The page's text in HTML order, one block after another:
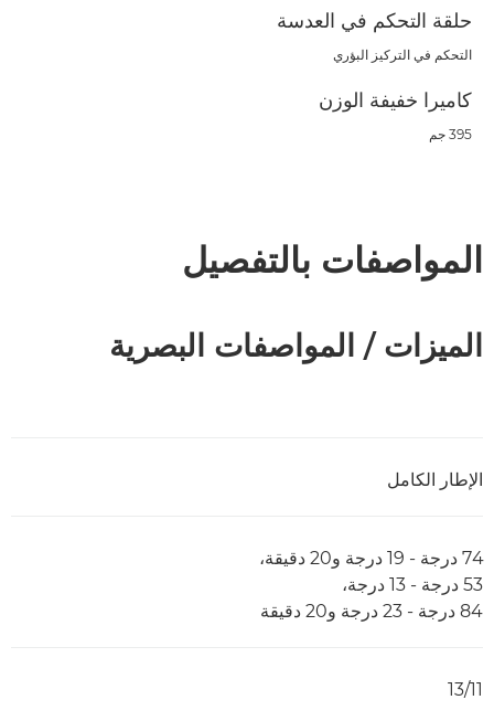
حلقة التحكم في العدسة
التحكم في التركيز البؤري
كاميرا خفيفة الوزن
395 جم
المواصفات بالتفصيل
الميزات / المواصفات البصرية
الإطار الكامل
74 درجة - 19 درجة و20 دقيقة،
53 درجة - 13 درجة،
84 درجة - 23 درجة و20 دقيقة
11/‏13